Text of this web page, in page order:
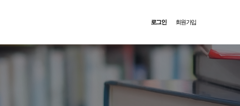
로그인 회원가입